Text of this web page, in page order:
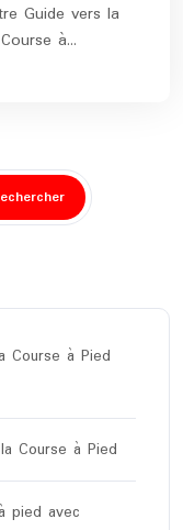
Guide vers la
à…
Course à Pied
Course à Pied
pied avec